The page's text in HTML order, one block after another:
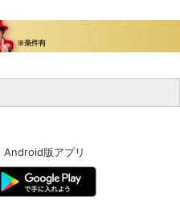
Android版アプリ